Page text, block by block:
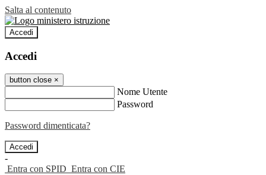
Salta al contenuto
Accedi
Accedi
button close ×
Nome Utente
Password
Password dimenticata?
-
Entra con SPID Entra con CIE